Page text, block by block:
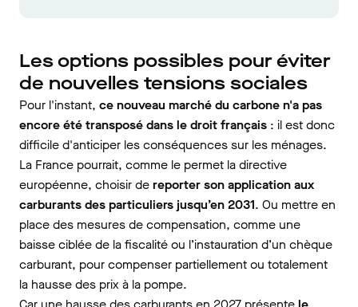
Les options possibles pour éviter
de nouvelles tensions sociales
Pour l'instant, ce nouveau marché du carbone n'a pas
encore été transposé dans le droit français : il est donc
difficile d'anticiper les conséquences sur les ménages.
La France pourrait, comme le permet la directive
européenne, choisir dereporter son application aux
carburants des particuliers jusqu’en 2031. Ou mettre en
place des mesures de compensation, comme une
baisse ciblée de la fiscalité ou l’instauration d’un chèque
carburant, pour compenser partiellement ou totalement
la hausse des prix à la pompe.